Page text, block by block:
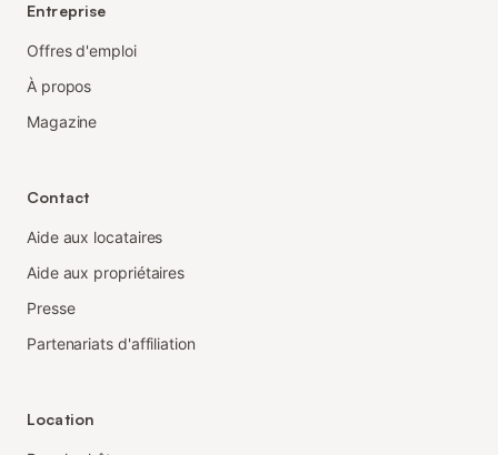
Entreprise
Offres d'emploi
À propos
Magazine
Contact
Aide aux locataires
Aide aux propriétaires
Presse
Partenariats d'affiliation
Location